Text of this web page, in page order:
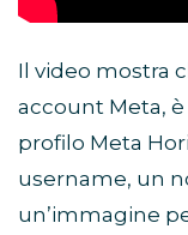
Il video mostra
account Meta,
profilo Meta
username, un
un’immagine